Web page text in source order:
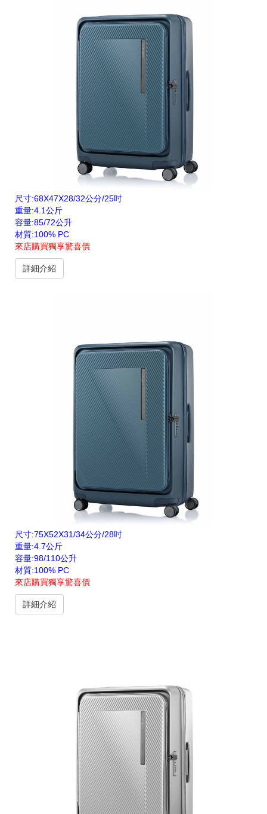
尺寸:68X47X28/32公分/25吋
重量:4.1公斤
容量:85/72公升
材質:100% PC
來店購買獨享驚喜價
詳細介紹
尺寸:75X52X31/34公分/28吋
重量:4.7公斤
容量:98/110公升
材質:100% PC
來店購買獨享驚喜價
詳細介紹